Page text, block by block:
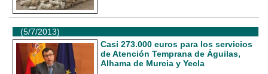
(5/7/2013)
Casi 273.000 euros para los servicios
de Atención Temprana de Águilas,
Alhama de Murcia y Yecla